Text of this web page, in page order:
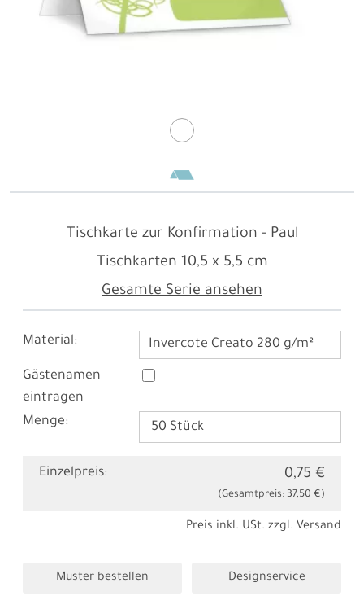
Tischkarte zur Konfirmation - Paul
Gesamte Serie ansehen
Tischkarten 10,5 x 5,5 cm
Material: Invercote Creato 280 g/m²
Gästenamen
eintragen
Menge:
Einzelpreis: 0,75 €
(Gesamtpreis: 37,50 €)
Preis inkl. USt. zzgl. Versand
Muster bestellen Designservice